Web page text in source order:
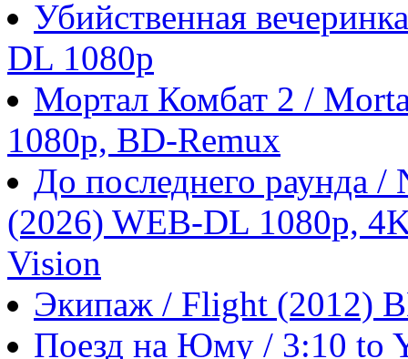
Убийственная
DL 1080p
Мортал Комбат 2 /
1080p, BD-Remux
До последнего раунда
(2026) WEB-DL 1080p,
Vision
Экипаж / Flight (2012)
Поезд на Юму / 3:10 to